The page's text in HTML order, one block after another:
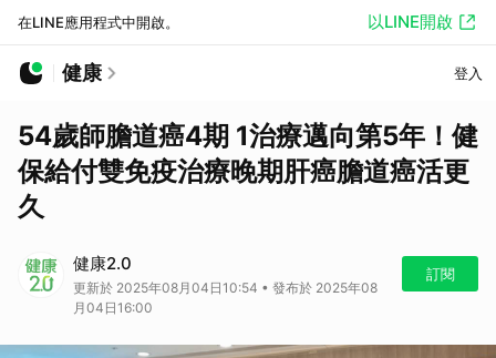
在LINE應用程式中開啟。 以LINE開啟
健康 登入
54歲師膽道癌4期 1治療邁向第5年！健
保給付雙免疫治療晚期肝癌膽道癌活更
久
健康2.0
更新於 2025年08月04日10:54 • 發布於 2025年08
月04日16:00
訂閱